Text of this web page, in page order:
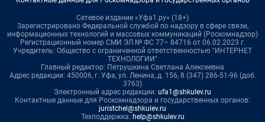
Сетевое издание «Уфа1.ру» (18+)
Зарегистрировано Федеральной службой по надзору в сфере связи,
информационных технологий и массовых коммуникаций (Роскомнадзор)
Регистрационный номер СМИ ЭЛ № ФС 77– 84716 от 06.02.2023 г.
Учредитель: Общество с ограниченной ответственностью "ИНТЕРНЕТ
ТЕХНОЛОГИИ"
Главный редактор: Петрушкина Светлана Алексеевна
Адрес редакции: 450006, г. Уфа, ул. Ленина, д. 156, 8 (347) 286-51-96 (доб.
3763)
Электронный адрес редакции: ufa1@shkulev.ru
Контактные данные для Роскомнадзора и государственных органов:
juristchel@shkulev.ru
Техподдержка: help@shkulev.ru